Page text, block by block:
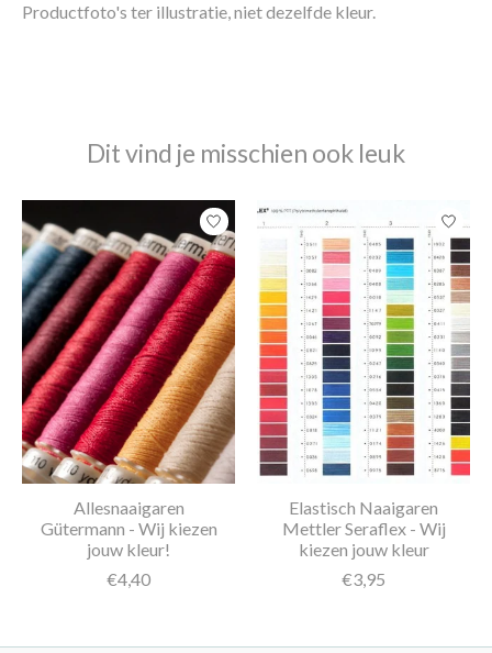
Productfoto's ter illustratie, niet dezelfde kleur.
Dit vind je misschien ook leuk
Items van productcarrousel
Allesnaaigaren
Gütermann - Wij kiezen
jouw kleur!
€4,40
Elastisch Naaigaren
Mettler Seraflex - Wij
kiezen jouw kleur
€3,95